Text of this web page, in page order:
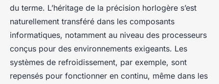
du terme. L’héritage de la précision horlogère s’est
naturellement transféré dans les composants
informatiques, notamment au niveau des processeurs
conçus pour des environnements exigeants. Les
systèmes de refroidissement, par exemple, sont
repensés pour fonctionner en continu, même dans les